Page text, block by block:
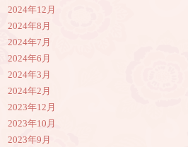
2024年12月
2024年8月
2024年7月
2024年6月
2024年3月
2024年2月
2023年12月
2023年10月
2023年9月